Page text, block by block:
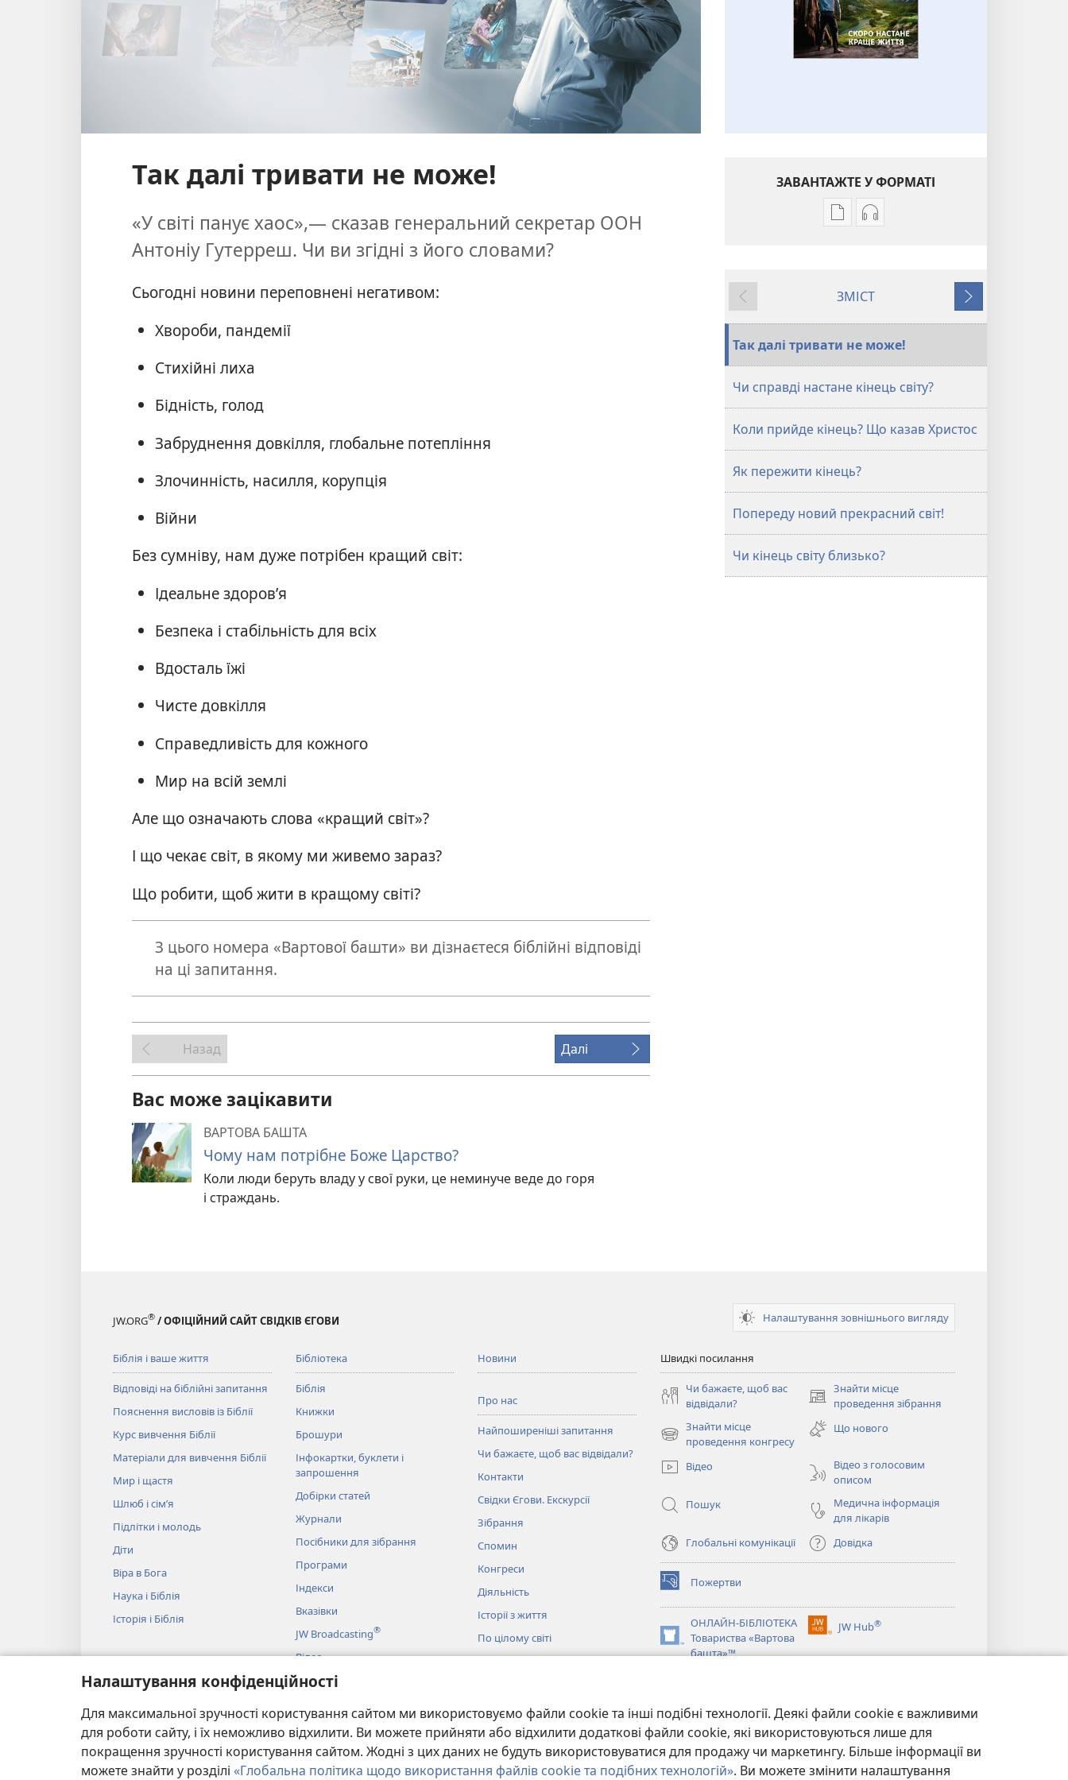
Налаштування конфіденційності
Для максимальної зручності користування сайтом ми використовуємо файли cookie та інші подібні технології. Деякі файли cookie є важливими
для роботи сайту, і їх неможливо відхилити. Ви можете прийняти або відхилити додаткові файли cookie, які використовуються лише для
покращення зручності користування сайтом. Жодні з цих даних не будуть використовуватися для продажу чи маркетингу. Більше інформації ви
можете знайти у розділі «Глобальна політика щодо використання файлів cookie та подібних технологій». Ви можете змінити налаштування
Так далі тривати не може!
«У світі панує хаос»,— сказав генеральний секретар ООН
Антоніу Гутерреш. Чи ви згідні з його словами?
Сьогодні новини переповнені негативом:
Хвороби, пандемії
Стихійні лиха
Бідність, голод
Забруднення довкілля, глобальне потепління
Злочинність, насилля, корупція
Війни
Без сумніву, нам дуже потрібен кращий світ:
Ідеальне здоров’я
Безпека і стабільність для всіх
Вдосталь їжі
Чисте довкілля
Справедливість для кожного
Мир на всій землі
Але що означають слова «кращий світ»?
І що чекає світ, в якому ми живемо зараз?
Що робити, щоб жити в кращому світі?
З цього номера «Вартової башти» ви дізнаєтеся біблійні відповіді
на ці запитання.
Назад Далі
Вас може зацікавити
ВАРТОВА БАШТА
Чому нам потрібне Боже Царство?
Коли люди беруть владу у свої руки, це неминуче веде до горя
і страждань.
ЗАВАНТАЖТЕ У ФОРМАТІ
Параметри
БАШТА
краще
Параметри
БАШТА
настане
краще
Назад
ЗМІСТ
Далі
Так далі тривати не може!
Чи справді настане кінець світу?
Коли прийде кінець? Що казав Христос
Як пережити кінець?
Попереду новий прекрасний світ!
Чи кінець світу близько?
JW.ORG® / ОФІЦІЙНИЙ САЙТ СВІДКІВ ЄГОВИ Налаштування зовнішнього вигляду
Біблія і ваше життя
Відповіді на біблійні запитання
Пояснення висловів із Біблії
Курс вивчення Біблії
Матеріали для вивчення Біблії
Мир і щастя
Шлюб і сім’я
Підлітки і молодь
Діти
Віра в Бога
Наука і Біблія
Історія і Біблія
Бібліотека
Біблія
Книжки
Брошури
Інфокартки, буклети і
запрошення
Добірки статей
Журнали
Посібники для зібрання
Програми
Індекси
Вказівки
JW Broadcasting®
Відео
Музика
Художнє читання Біблії
Новини
Про нас
Найпоширеніші запитання
Чи бажаєте, щоб вас відвідали?
Контакти
Свідки Єгови. Екскурсії
Зібрання
Спомин
Конгреси
Діяльність
Історії з життя
По цілому світі
Швидкі посилання
Чи бажаєте, щоб вас
відвідали?
Знайти місце
проведення зібрання
(відкривається
новому
Знайти місце
проведення конгресу
(відкривається
новому
Що нового
Відео
Відео з голосовим
описом
Пошук
Медична інформація
для лікарів
Глобальні комунікації
Довідка
Пожертви
(відкривається
у
новому
вікні)
ОНЛАЙН-БІБЛІОТЕКА
Товариства «Вартова
башта»™
(відкривається
у
JW Hub®
(відкривається